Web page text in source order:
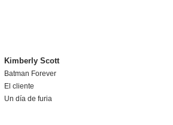
Kimberly Scott
Batman Forever
El cliente
Un día de furia